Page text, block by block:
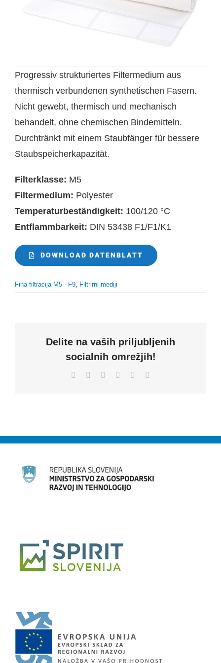
Progressiv strukturiertes Filtermedium aus
thermisch verbundenen synthetischen Fasern.
Nicht gewebt, thermisch und mechanisch
behandelt, ohne chemischen Bindemitteln.
Durchtränkt mit einem Staubfänger für bessere
Staubspeicherkapazität.
Filterklasse: M5
Filtermedium: Polyester
Temperaturbeständigkeit: 100/120 °C
Entflammbarkeit: DIN 53438 F1/F1/K1
DOWNLOAD DATENBLATT
Fina filtracija M5 - F9, Filtrirni mediji
Delite na vaših priljubljenih
socialnih omrežjih!
Facebook LinkedInWhatsApp
Pinterest